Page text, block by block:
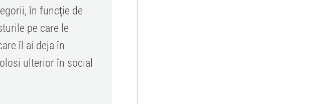
în funcție de
pe care le
îl ai deja în
ulterior în social